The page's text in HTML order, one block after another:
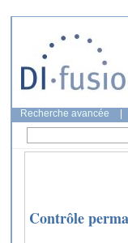
Recherche avancée
Contrôle